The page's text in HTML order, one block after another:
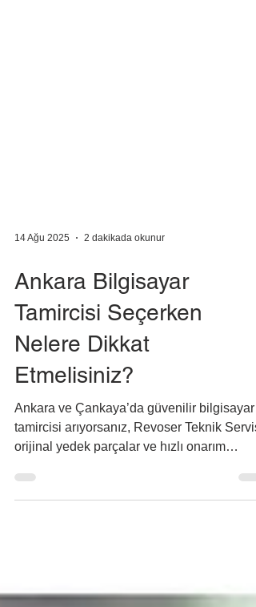
Ankara Bilgisayar
Tamircisi Seçerken
Nelere Dikkat
Etmelisiniz?
Ankara ve Çankaya’da güvenilir bilgisayar
orijinal yedek parçalar ve hızlı onarım
garantisi sunar.